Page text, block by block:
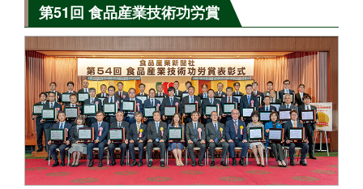
第51回 食品産業技術功労賞